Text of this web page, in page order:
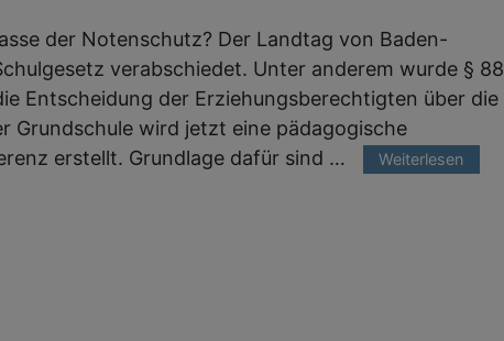
der Notenschutz? Der Landtag von Baden-
verabschiedet. Unter anderem wurde § 88
Entscheidung der Erziehungsberechtigten über die
Grundschule wird jetzt eine pädagogische
erstellt. Grundlage dafür sind …
Weiterlesen